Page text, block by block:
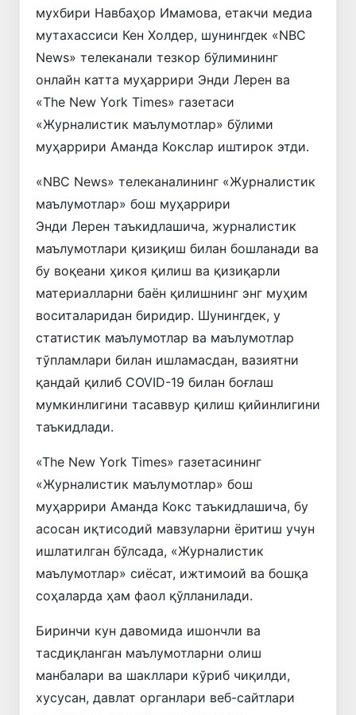
мухбири Навбаҳор Имамова, етакчи медиа
мутахассиси Кен Холдер, шунингдек «NBC
News» телеканали тезкор бўлимининг
онлайн катта муҳаррири Энди Лерен ва
«The New York Times» газетаси
«Журналистик маълумотлар» бўлими
муҳаррири Аманда Кокслар иштирок этди.
«NBC News» телеканалининг «Журналистик
маълумотлар» бош муҳаррири
Энди Лерен таъкидлашича, журналистик
маълумотлари қизиқиш билан бошланади ва
бу воқеани ҳикоя қилиш ва қизиқарли
материалларни баён қилишнинг энг муҳим
воситаларидан биридир. Шунингдек, у
статистик маълумотлар ва маълумотлар
тўпламлари билан ишламасдан, вазиятни
қандай қилиб COVID-19 билан боғлаш
мумкинлигини тасаввур қилиш қийинлигини
таъкидлади.
«The New York Times» газетасининг
«Журналистик маълумотлар» бош
муҳаррири Аманда Кокс таъкидлашича, бу
асосан иқтисодий мавзуларни ёритиш учун
ишлатилган бўлсада, «Журналистик
маълумотлар» сиёсат, ижтимоий ва бошқа
соҳаларда ҳам фаол қўлланилади.
Биринчи кун давомида ишончли ва
тасдиқланган маълумотларни олиш
манбалари ва шакллари кўриб чиқилди,
хусусан, давлат органлари веб-сайтлари